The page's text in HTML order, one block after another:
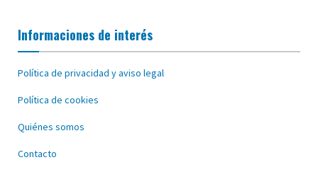
Informaciones de interés
Política de privacidad y aviso legal
Política de cookies
Quiénes somos
Contacto